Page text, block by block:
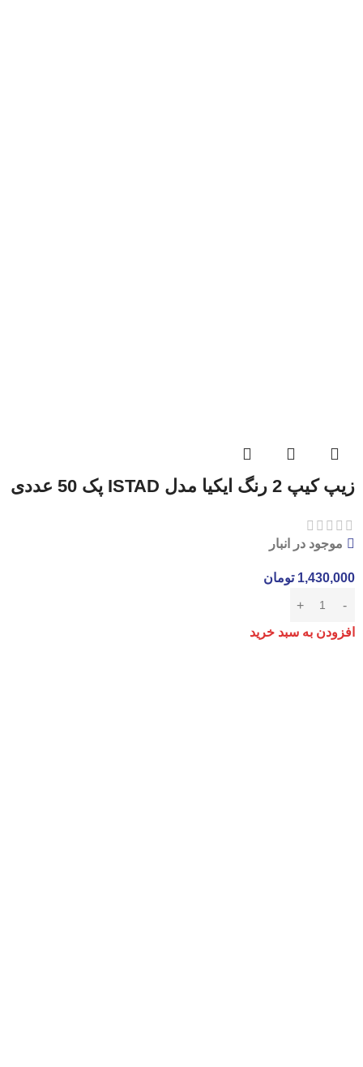
زیپ کیپ 2 رنگ ایکیا مدل ISTAD پک 50 عددی
موجود در انبار
1,430,000 تومان
افزودن به سبد خرید